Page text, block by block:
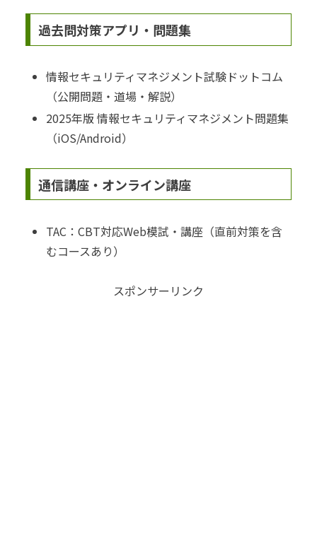
過去問対策アプリ・問題集
情報セキュリティマネジメント試験ドットコム
（公開問題・道場・解説）
2025年版 情報セキュリティマネジメント問題集
（iOS/Android）
通信講座・オンライン講座
TAC：CBT対応Web模試・講座（直前対策を含
むコースあり）
スポンサーリンク